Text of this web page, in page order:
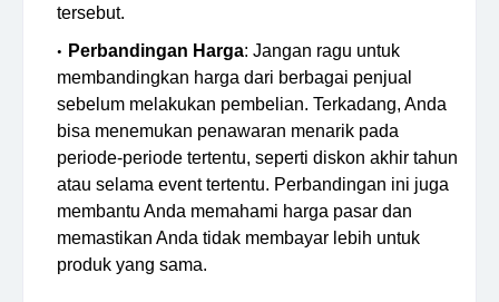
tersebut.
Perbandingan Harga: Jangan ragu untuk
membandingkan harga dari berbagai penjual
sebelum melakukan pembelian. Terkadang, Anda
bisa menemukan penawaran menarik pada
periode-periode tertentu, seperti diskon akhir tahun
atau selama event tertentu. Perbandingan ini juga
membantu Anda memahami harga pasar dan
memastikan Anda tidak membayar lebih untuk
produk yang sama.